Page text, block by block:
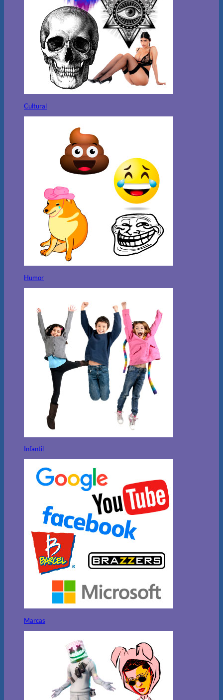
Cultural
Humor
Infantil
Marcas